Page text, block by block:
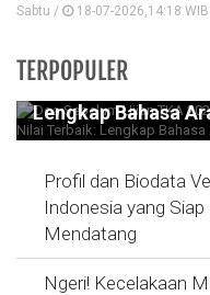
Sabtu / 18-07-2026,14:18 WIB
TERPOPULER
Doa Sebelum Ujian
Dipermudahh dan
Lengkap Bahasa
Profil dan Biodata
Indonesia yang
Mendatang
Ngeri! Kecelakaan